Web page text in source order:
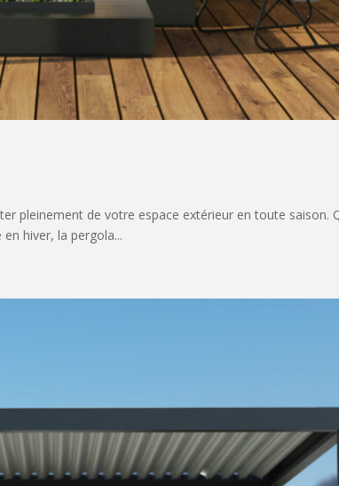
pleinement de votre espace extérieur en toute saison.
hiver, la pergola...